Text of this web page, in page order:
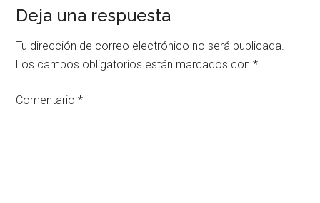
Deja una respuesta
Tu dirección de correo electrónico no será publicada.
Los campos obligatorios están marcados con*
Comentario*